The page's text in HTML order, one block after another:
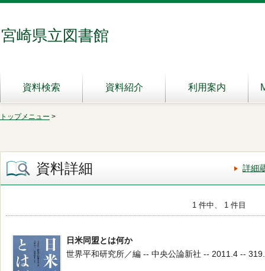
宮崎県立図書館
資料検索 資料紹介 利用案内
トップメニュー >
資料詳細 詳細
1 件中、 1 件目
日米同盟とは何か
世界平和研究所／編 -- 中央公論新社 -- 2011.4 --